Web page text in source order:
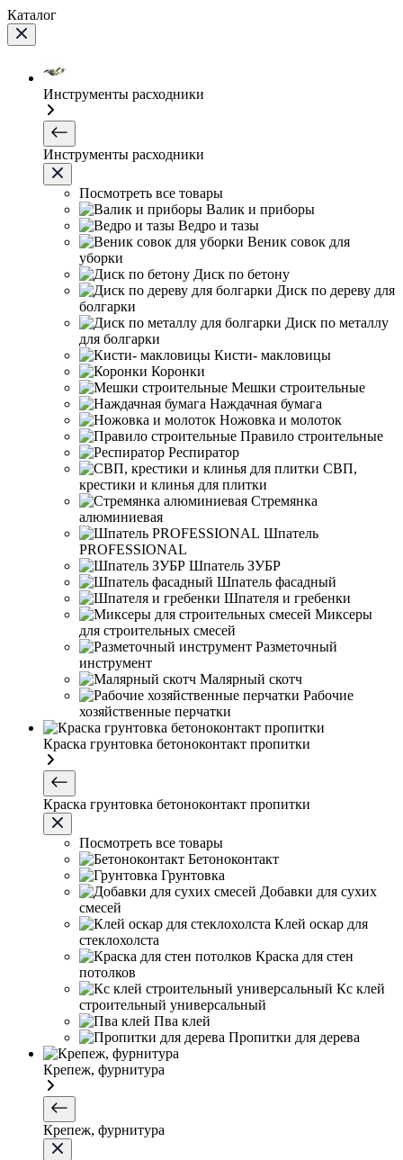
Каталог
Инструменты расходники
Инструменты расходники
Посмотреть все товары
Валик и приборы
Ведро и тазы
Веник совок для
уборки
Диск по бетону
Диск по дереву для
болгарки
Диск по металлу
для болгарки
Кисти- макловицы
Коронки
Мешки строительные
Наждачная бумага
Ножовка и молоток
Правило строительные
Респиратор
СВП,
крестики и клинья для плитки
Стремянка
алюминиевая
Шпатель
PROFESSIONAL
Шпатель ЗУБР
Шпатель фасадный
Шпателя и гребенки
Миксеры
для строительных смесей
Разметочный
инструмент
Малярный скотч
Рабочие
хозяйственные перчатки
Краска грунтовка бетоноконтакт пропитки
Краска грунтовка бетоноконтакт пропитки
Посмотреть все товары
Бетоноконтакт
Грунтовка
Добавки для сухих
смесей
Клей оскар для
стеклохолста
Краска для стен
потолков
Кс клей
строительный универсальный
Пва клей
Пропитки для дерева
Крепеж, фурнитура
Крепеж, фурнитура